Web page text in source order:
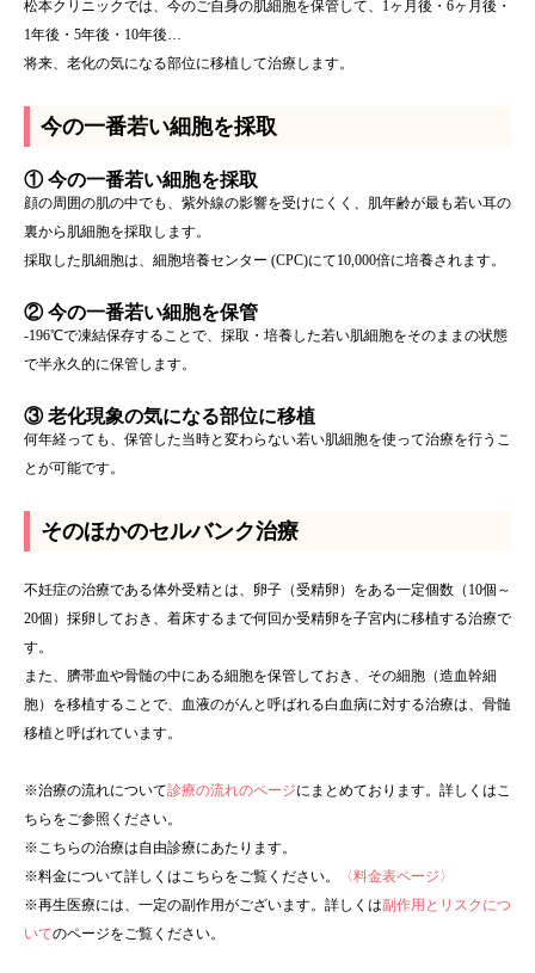
松本クリニックでは、今のご自身の肌細胞を保管して、1ヶ月後・6ヶ月後・
1年後・5年後・10年後…
将来、老化の気になる部位に移植して治療します。
今の一番若い細胞を採取
① 今の一番若い細胞を採取
顔の周囲の肌の中でも、紫外線の影響を受けにくく、肌年齢が最も若い耳の
裏から肌細胞を採取します。
採取した肌細胞は、細胞培養センター (CPC)にて10,000倍に培養されます。
② 今の一番若い細胞を保管
-196℃で凍結保存することで、採取・培養した若い肌細胞をそのままの状態
で半永久的に保管します。
③ 老化現象の気になる部位に移植
何年経っても、保管した当時と変わらない若い肌細胞を使って治療を行うこ
とが可能です。
そのほかのセルバンク治療
不妊症の治療である体外受精とは、卵子（受精卵）をある一定個数（10個～
20個）採卵しておき、着床するまで何回か受精卵を子宮内に移植する治療で
す。
また、臍帯血や骨髄の中にある細胞を保管しておき、その細胞（造血幹細
胞）を移植することで、血液のがんと呼ばれる白血病に対する治療は、骨髄
移植と呼ばれています。
※治療の流れについて診療の流れのページにまとめております。詳しくはこ
ちらをご参照ください。
※こちらの治療は自由診療にあたります。
※料金について詳しくはこちらをご覧ください。
〈料金表ページ〉
※再生医療には、一定の副作用がございます。詳しくは副作用とリスクにつ
いてのページをご覧ください。